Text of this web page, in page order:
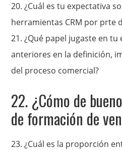
20.¿Cuál es tu expectativa
herramientas CRM por prte
21. ¿Qué papel jugaste en tu
anteriores en la definición,
del proceso comercial?
22. ¿Cómo de
de formación de
23. ¿Cuál es la proporción